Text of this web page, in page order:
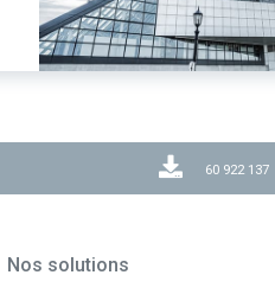
60 922 137
Nos solutions